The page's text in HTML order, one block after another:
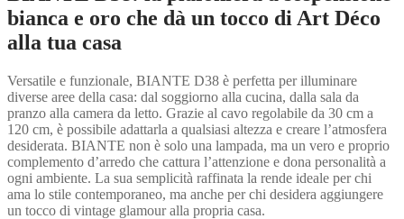
bianca e oro che dà un tocco di Art Déco
alla tua casa
Versatile e funzionale, BIANTE D38 è perfetta per illuminare
diverse aree della casa: dal soggiorno alla cucina, dalla sala da
pranzo alla camera da letto. Grazie al cavo regolabile da 30 cm a
120 cm, è possibile adattarla a qualsiasi altezza e creare l’atmosfera
desiderata. BIANTE non è solo una lampada, ma un vero e proprio
complemento d’arredo che cattura l’attenzione e dona personalità a
ogni ambiente. La sua semplicità raffinata la rende ideale per chi
ama lo stile contemporaneo, ma anche per chi desidera aggiungere
un tocco di vintage glamour alla propria casa.